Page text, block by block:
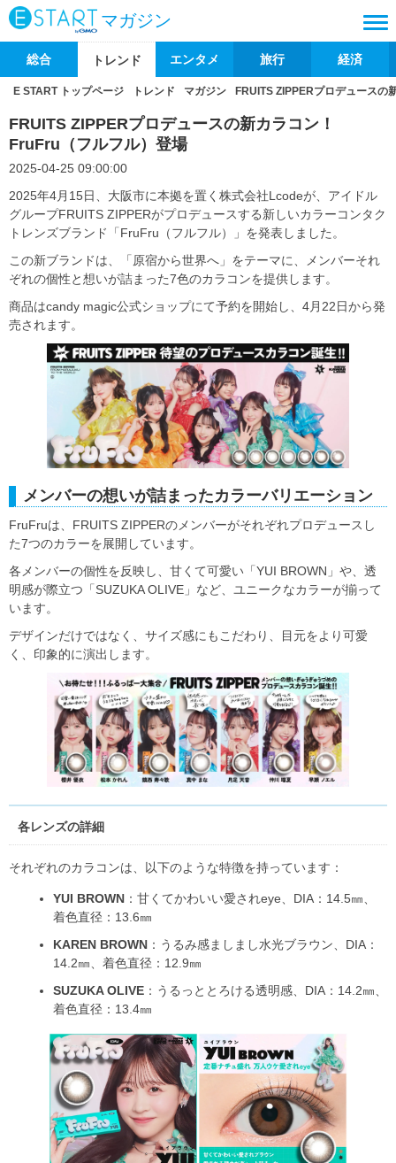
マガジン
総合 トレンド エンタメ 旅行 経済
E START トップページ トレンド マガジン FRUITS ZIPPERプロデュースの
FRUITS ZIPPERプロデュースの新カラコン！
FruFru（フルフル）登場
2025-04-25 09:00:00
2025年4月15日、大阪市に本拠を置く株式会社Lcodeが、アイドル
グループFRUITS ZIPPERがプロデュースする新しいカラーコンタク
トレンズブランド「FruFru（フルフル）」を発表しました。
この新ブランドは、「原宿から世界へ」をテーマに、メンバーそれ
ぞれの個性と想いが詰まった7色のカラコンを提供します。
商品はcandy magic公式ショップにて予約を開始し、4月22日から発
売されます。
メンバーの想いが詰まったカラーバリエーション
FruFruは、FRUITS ZIPPERのメンバーがそれぞれプロデュースし
た7つのカラーを展開しています。
各メンバーの個性を反映し、甘くて可愛い「YUI BROWN」や、透
明感が際立つ「SUZUKA OLIVE」など、ユニークなカラーが揃って
います。
デザインだけではなく、サイズ感にもこだわり、目元をより可愛
く、印象的に演出します。
各レンズの詳細
それぞれのカラコンは、以下のような特徴を持っています：
YUI BROWN ：甘くてかわいい愛されeye、DIA：14.5㎜、
着色直径：13.6㎜
KAREN BROWN ：うるみ感ましまし水光ブラウン、DIA：
14.2㎜、着色直径：12.9㎜
SUZUKA OLIVE ：うるっととろける透明感、DIA：14.2㎜、
着色直径：13.4㎜